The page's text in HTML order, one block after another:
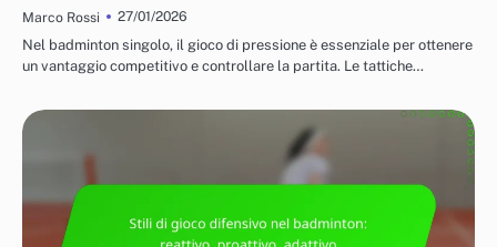
Marco Rossi
27/01/2026
Nel badminton singolo, il gioco di pressione è essenziale per ottenere
un vantaggio competitivo e controllare la partita. Le tattiche…